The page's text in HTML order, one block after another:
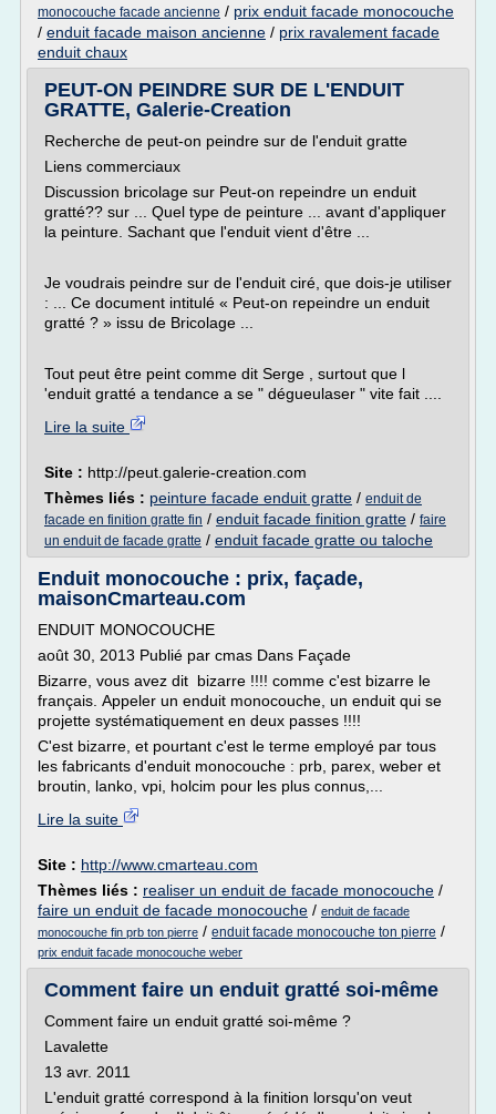
monocouche facade ancienne / prix enduit facade monocouche
/ enduit facade maison ancienne / prix ravalement facade
enduit chaux
PEUT-ON PEINDRE SUR DE L'ENDUIT
GRATTE, Galerie-Creation
Recherche de peut-on peindre sur de l'enduit gratte
Liens commerciaux
Discussion bricolage sur Peut-on repeindre un enduit
gratté?? sur ... Quel type de peinture ... avant d'appliquer
la peinture. Sachant que l'enduit vient d'être ...
Je voudrais peindre sur de l'enduit ciré, que dois-je utiliser
: ... Ce document intitulé « Peut-on repeindre un enduit
gratté ? » issu de Bricolage ...
Tout peut être peint comme dit Serge , surtout que l
'enduit gratté a tendance a se " dégueulaser " vite fait ....
Lire la suite
Site : http://peut.galerie-creation.com
Thèmes liés : peinture facade enduit gratte / enduit de
facade en finition gratte fin / enduit facade finition gratte / faire
un enduit de facade gratte / enduit facade gratte ou taloche
Enduit monocouche : prix, façade,
maisonCmarteau.com
ENDUIT MONOCOUCHE
août 30, 2013 Publié par cmas Dans Façade
Bizarre, vous avez dit bizarre !!!! comme c'est bizarre le
français. Appeler un enduit monocouche, un enduit qui se
projette systématiquement en deux passes !!!!
C'est bizarre, et pourtant c'est le terme employé par tous
les fabricants d'enduit monocouche : prb, parex, weber et
broutin, lanko, vpi, holcim pour les plus connus,...
Lire la suite
Site : http://www.cmarteau.com
Thèmes liés : realiser un enduit de facade monocouche /
faire un enduit de facade monocouche / enduit de facade
monocouche fin prb ton pierre / enduit facade monocouche ton pierre /
prix enduit facade monocouche weber
Comment faire un enduit gratté soi-même
Comment faire un enduit gratté soi-même ?
Lavalette
13 avr. 2011
L'enduit gratté correspond à la finition lorsqu'on veut